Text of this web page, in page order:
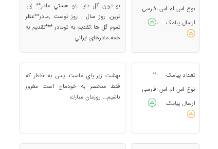
نوع اس ام اس : فارسی
ارسال پیامک
:
بو ترين گل دنيا ,تو هستي مادر** زيبا
ترين, روز سال , روز توست ,مادر**عطر
تموم گل ها ,تقديم به تومادر ***تقديم به
همه مادرهاي ايراني
تعداد پیامک :
2
نوع اس ام اس : فارسی
ارسال پیامک
:
بهشت زير پاي ماست، پس به خاطر كه
فقط منحصر به خودمان است مغرور
باشيم... روزمان مبارك